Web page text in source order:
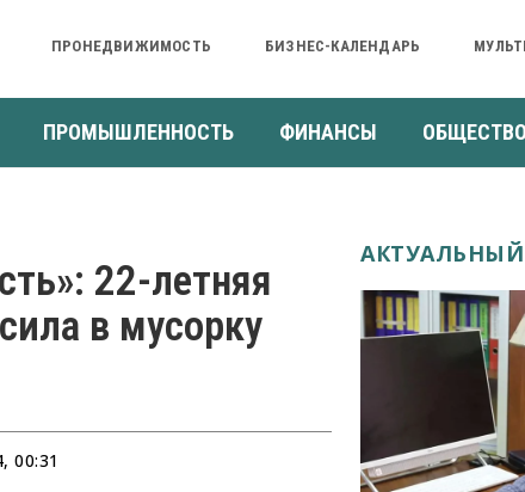
ПРОНЕДВИЖИМОСТЬ БИЗНЕС-КАЛЕНДАРЬ
ПРОМЫШЛЕННОСТЬ ФИНАНСЫ ОБЩЕСТВО
22-летняя
в мусорку
00:31